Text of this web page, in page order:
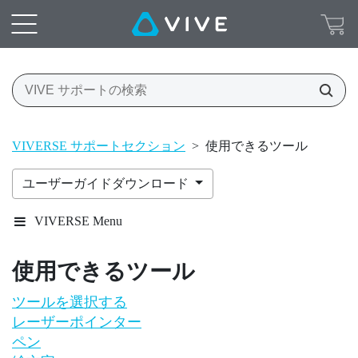
VIVERSE サポートセクション > 使用できるツール
ユーザーガイドダウンロード
VIVERSE Menu
使用できるツール
ツールを選択する
レーザーポインター
ペン